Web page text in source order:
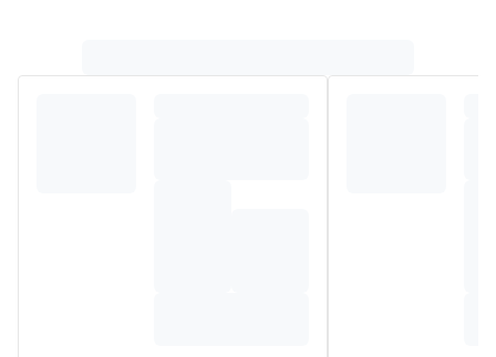
kinderen is het ideale product om dagelijks de haartjes te